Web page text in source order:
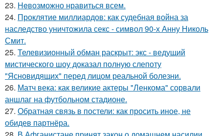
23. Heвозможно нравиться всем.
24. Проклятие миллиардов: как судебная война за
наследство уничтожила секс - символ 90-х Анну Николь
Смит.
25. Телевизионный обман раскрыт: экс - ведущий
мистического шоу доказал полную слепоту
"Ясновидящих" перед лицом реальной болезни.
26. Матч века: как великие актеры "Ленкома" сорвали
аншлаг на футбольном стадионе.
27. Обратная связь в постели: как просить иное, не
обидев партнёра.